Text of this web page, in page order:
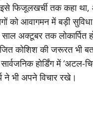
फिजूलखर्ची तक कहा
आवागमन में बड़ी सुविधा
अक्टूबर तक लोकार्पित
कोशिश की जरूरत भी
होर्डिंग में ‘अटल-
ने भी अपने विचार रखे।